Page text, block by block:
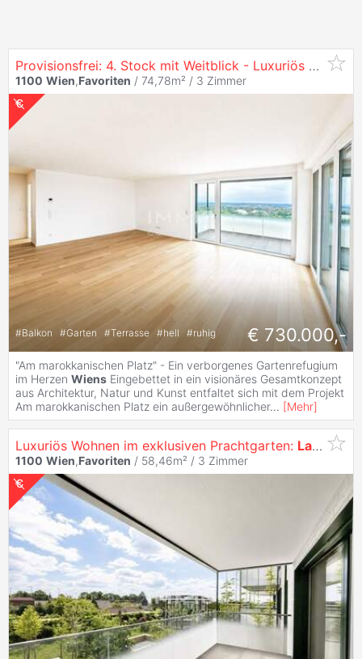
Provisionsfrei: 4. Stock mit Weitblick - Luxuriös Wohnen:
1100 Wien,Favoriten / 74,78m² / 3 Zimmer
#Balkon #Garten #Terrasse #hell #ruhig € 730.000,-
"Am marokkanischen Platz" - Ein verborgenes Gartenrefugium
im Herzen Wiens Eingebettet in ein visionäres Gesamtkonzept
aus Architektur, Natur und Kunst entfaltet sich mit dem Projekt
Am marokkanischen Platz ein außergewöhnlicher... [Mehr]
Luxuriös Wohnen im exklusiven Prachtgarten: Laxenburger
1100 Wien,Favoriten / 58,46m² / 3 Zimmer